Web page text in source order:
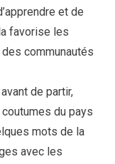
et de
favorise les
communautés
avant de partir,
du pays
mots de la
avec les